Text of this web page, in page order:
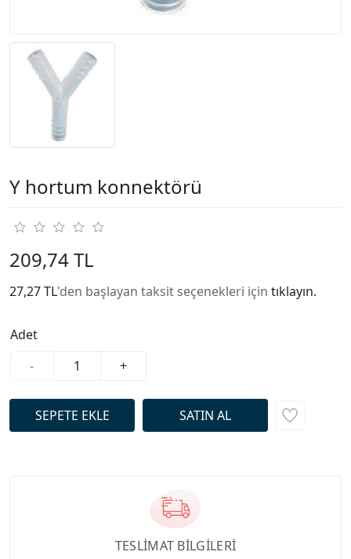
Y hortum konnektörü
209,74 TL
27,27 TL'den başlayan taksit seçenekleri için tıklayın.
Adet
-
+
TESLİMAT BİLGİLERİ